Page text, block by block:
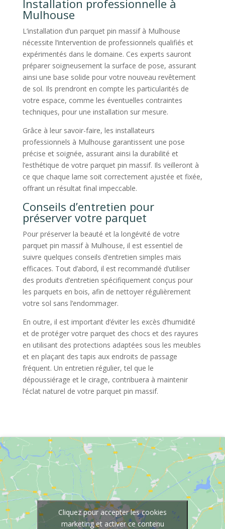
Installation professionnelle à
Mulhouse
L’installation d’un parquet pin massif à Mulhouse
nécessite l’intervention de professionnels qualifiés et
expérimentés dans le domaine. Ces experts sauront
préparer soigneusement la surface de pose, assurant
ainsi une base solide pour votre nouveau revêtement
de sol. Ils prendront en compte les particularités de
votre espace, comme les éventuelles contraintes
techniques, pour une installation sur mesure.
Grâce à leur savoir-faire, les installateurs
professionnels à Mulhouse garantissent une pose
précise et soignée, assurant ainsi la durabilité et
l’esthétique de votre parquet pin massif. Ils veilleront à
ce que chaque lame soit correctement ajustée et fixée,
offrant un résultat final impeccable.
Conseils d’entretien pour
préserver votre parquet
Pour préserver la beauté et la longévité de votre
parquet pin massif à Mulhouse, il est essentiel de
suivre quelques conseils d’entretien simples mais
efficaces. Tout d’abord, il est recommandé d’utiliser
des produits d’entretien spécifiquement conçus pour
les parquets en bois, afin de nettoyer régulièrement
votre sol sans l’endommager.
En outre, il est important d’éviter les excès d’humidité
et de protéger votre parquet des chocs et des rayures
en utilisant des protections adaptées sous les meubles
et en plaçant des tapis aux endroits de passage
fréquent. Un entretien régulier, tel que le
dépoussiérage et le cirage, contribuera à maintenir
l’éclat naturel de votre parquet pin massif.
Cliquez pour accepter les cookies
marketing et activer ce contenu